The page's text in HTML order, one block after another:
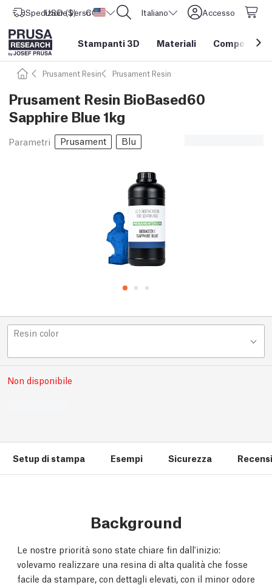
Spedizione verso Stati Uniti d'America
USD ($) CORE One L: Ora disponibile! Italiano Accesso
Stampanti 3D Materiali Componenti
Prusament Resin Prusament Resin
Prusament Resin BioBased60
Sapphire Blue 1kg
Parametri Prusament Blu
Resin color
Non disponibile
Setup di stampa Esempi Sicurezza
Background
Le nostre priorità sono state chiare fin dall'inizio:
volevamo realizzare una resina di alta qualità che fosse
facile da stampare, con dettagli elevati, con il minor odore